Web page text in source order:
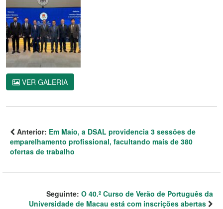
VER GALERIA
Anterior: Em Maio, a DSAL providencia 3 sessões de
emparelhamento profissional, facultando mais de 380
ofertas de trabalho
Seguinte: O 40.º Curso de Verão de Português da
Universidade de Macau está com inscrições abertas